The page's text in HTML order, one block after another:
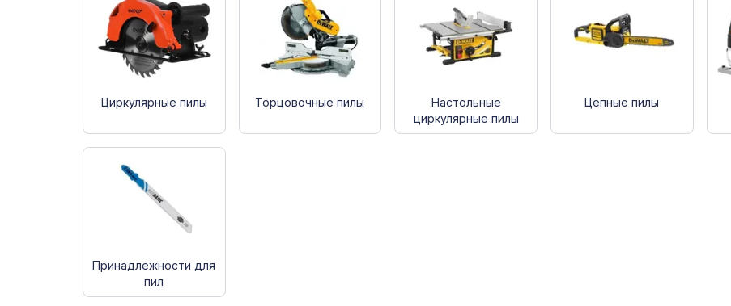
Циркулярные пилы Торцовочные пилы
Настольные
циркулярные пилы
Цепные пилы
Принадлежности для
пил